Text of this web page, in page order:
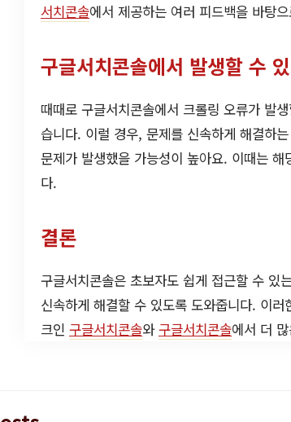
서치콘솔에서 제공하는 여러 피드백을 바탕
구글서치콘솔에서 발생할 수
때때로 구글서치콘솔에서 크롤링 오류가 발
습니다. 이럴 경우, 문제를 신속하게 해결하
문제가 발생했을 가능성이 높아요. 이때는
다.
결론
구글서치콘솔은 초보자도 쉽게 접근할 수 있
신속하게 해결할 수 있도록 도와줍니다. 이
크인 구글서치콘솔와구글서치콘솔에서 더